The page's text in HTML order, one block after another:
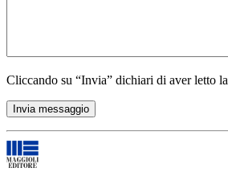
Cliccando su “Invia” dichiari di aver letto la